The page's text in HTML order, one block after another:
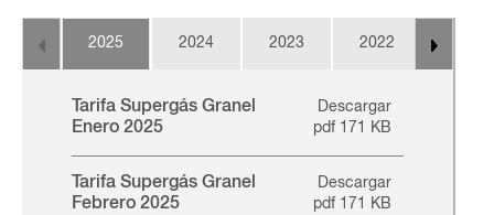
2025 2024 2023 2022
Tarifa Supergás Granel
Enero 2025
Descargar
pdf 171 KB
Tarifa Supergás Granel
Febrero 2025
Descargar
pdf 171 KB